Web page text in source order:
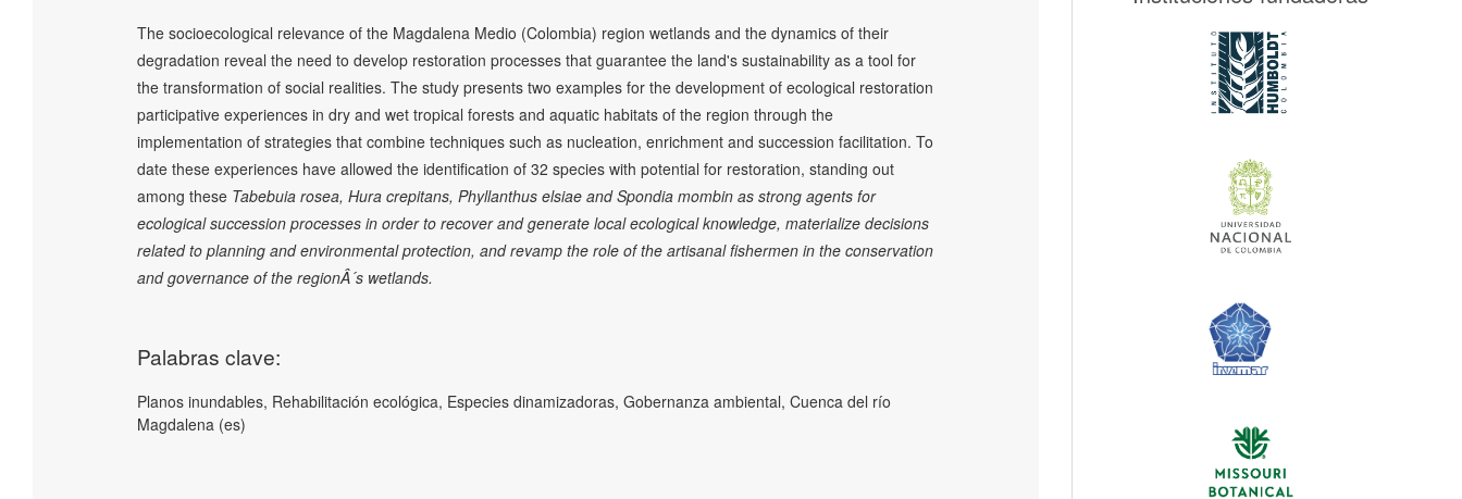
The socioecological relevance of the Magdalena Medio (Colombia) region wetlands and the dynamics of their
degradation reveal the need to develop restoration processes that guarantee the land's sustainability as a tool for
the transformation of social realities. The study presents two examples for the development of ecological restoration
participative experiences in dry and wet tropical forests and aquatic habitats of the region through the
implementation of strategies that combine techniques such as nucleation, enrichment and succession facilitation. To
date these experiences have allowed the identification of 32 species with potential for restoration, standing out
among these Tabebuia rosea, Hura crepitans, Phyllanthus elsiae andSpondia mombin as strong agents for
ecological succession processes in order to recover and generate local ecological knowledge, materialize decisions
related to planning and environmental protection, and revamp the role of the artisanal fishermen in the conservation
and governance of the regionÂ´s wetlands.
Palabras clave:
Planos inundables, Rehabilitación ecológica, Especies dinamizadoras, Gobernanza ambiental, Cuenca del río
Magdalena (es)